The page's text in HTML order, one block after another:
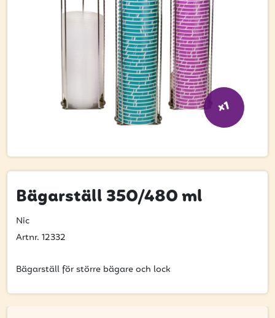
Hitta din grossist
Hållbarhet
Kontakta oss
Event
Logga in
Vill du få erbjudanden och vara den första
att få uppdateringar kring kampanjer?
Ange din e-postadress nedan för att ta del av våra
x1
Bägarställ 350/480 ml
Nic
Artnr. 12332
Bägarställ för större bägare och lock